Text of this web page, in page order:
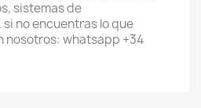
sistemas de
no encuentras lo que
nosotros: whatsapp +34